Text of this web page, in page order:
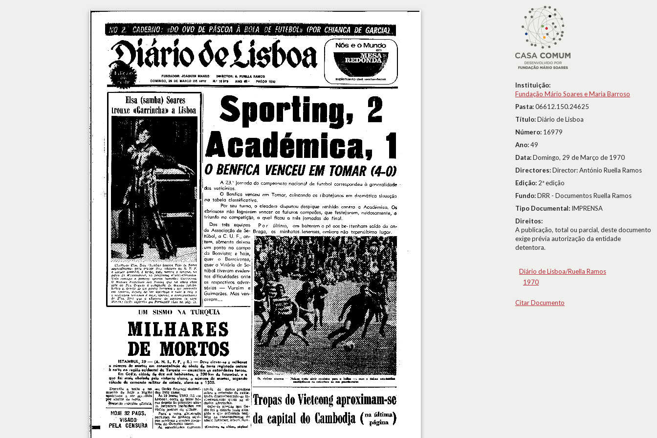
Instituição:
Fundação Mário Soares e Maria Barroso
Pasta:06612.150.24625
Título:Diário de Lisboa
Número: 16979
Ano:49
Data:Domingo, 29 de Março de 1970
Directores:Director: António Ruella Ramos
Edição: 2ª edição
Fundo:DRR - Documentos Ruella Ramos
Tipo Documental: IMPRENSA
Direitos:
A publicação, total ou parcial, deste documento
exige prévia autorização da entidade
detentora.
Diário de Lisboa/Ruella Ramos
1970
Citar Documento